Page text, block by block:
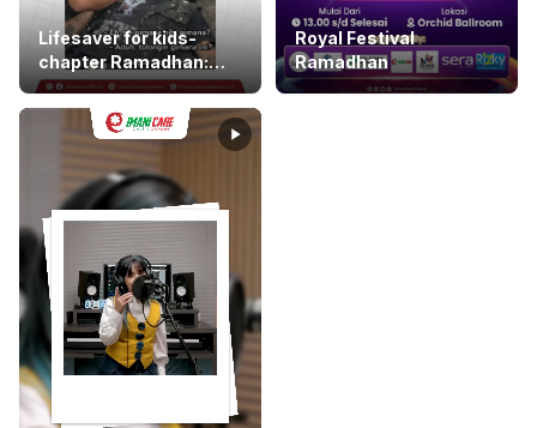
Lifesaver for kids-
chapter Ramadhan:
Untuk anak Yatim dan
Anak Punk.
Royal Festival
Ramadhan